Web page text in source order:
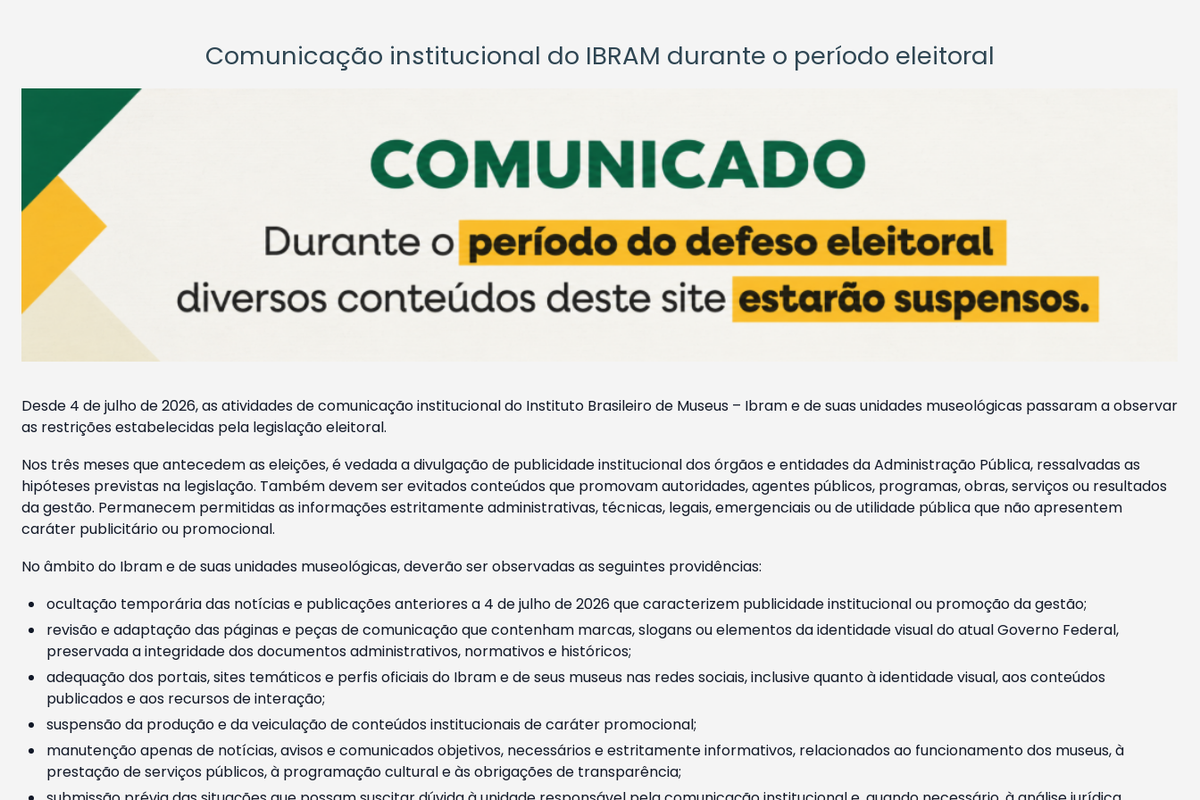
Comunicação institucional do IBRAM durante o período eleitoral
Desde 4 de julho de 2026, as atividades de comunicação institucional do Instituto Brasileiro de Museus – Ibram e de suas unidades museológicas passaram a observar
as restrições estabelecidas pela legislação eleitoral.
Nos três meses que antecedem as eleições, é vedada a divulgação de publicidade institucional dos órgãos e entidades da Administração Pública, ressalvadas as
hipóteses previstas na legislação. Também devem ser evitados conteúdos que promovam autoridades, agentes públicos, programas, obras, serviços ou resultados
da gestão. Permanecem permitidas as informações estritamente administrativas, técnicas, legais, emergenciais ou de utilidade pública que não apresentem
caráter publicitário ou promocional.
No âmbito do Ibram e de suas unidades museológicas, deverão ser observadas as seguintes providências:
ocultação temporária das notícias e publicações anteriores a 4 de julho de 2026 que caracterizem publicidade institucional ou promoção da gestão;
revisão e adaptação das páginas e peças de comunicação que contenham marcas, slogans ou elementos da identidade visual do atual Governo Federal,
preservada a integridade dos documentos administrativos, normativos e históricos;
adequação dos portais, sites temáticos e perfis oficiais do Ibram e de seus museus nas redes sociais, inclusive quanto à identidade visual, aos conteúdos
publicados e aos recursos de interação;
suspensão da produção e da veiculação de conteúdos institucionais de caráter promocional;
manutenção apenas de notícias, avisos e comunicados objetivos, necessários e estritamente informativos, relacionados ao funcionamento dos museus, à
prestação de serviços públicos, à programação cultural e às obrigações de transparência;